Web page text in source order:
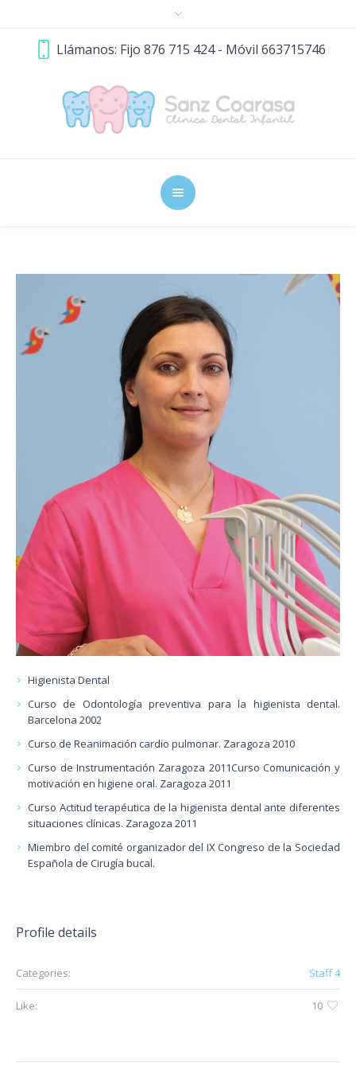
Llámanos: Fijo 876 715 424 - Móvil 663715746
Higienista Dental
Curso de Odontología preventiva para la higienista dental.
Barcelona 2002
Curso de Reanimación cardio pulmonar. Zaragoza 2010
Curso de Instrumentación Zaragoza 2011Curso Comunicación y
motivación en higiene oral. Zaragoza 2011
Curso Actitud terapéutica de la higienista dental ante diferentes
situaciones clínicas. Zaragoza 2011
Miembro del comité organizador del IX Congreso de la Sociedad
Española de Cirugía bucal.
Profile details
Categories: Staff 4
Like: 10